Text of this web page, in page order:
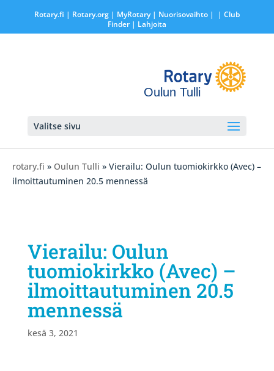
Rotary.fi | Rotary.org| MyRotary | Nuorisovaihto|
| Club
Finder| Lahjoita
Oulun Tulli
Valitse sivu
rotary.fi » Oulun Tulli » Vierailu: Oulun tuomiokirkko (Avec) –
ilmoittautuminen 20.5 mennessä
Vierailu: Oulun
tuomiokirkko (Avec) –
ilmoittautuminen 20.5
mennessä
kesä 3, 2021